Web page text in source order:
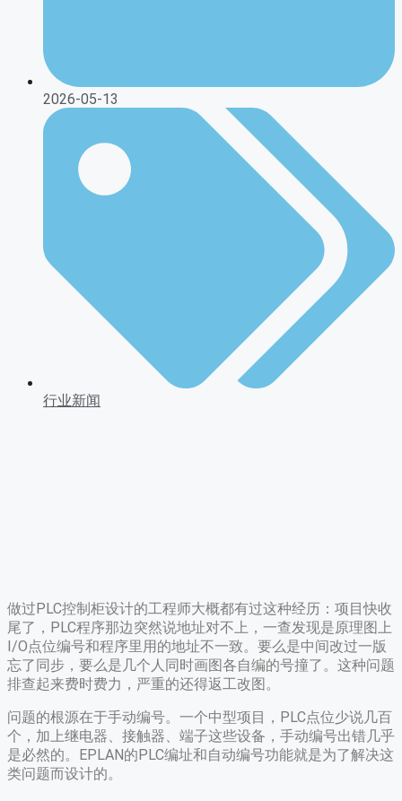
2026-05-13
行业新闻
做过PLC控制柜设计的工程师大概都有过这种经历：项目快收
尾了，PLC程序那边突然说地址对不上，一查发现是原理图上
I/O点位编号和程序里用的地址不一致。要么是中间改过一版
忘了同步，要么是几个人同时画图各自编的号撞了。这种问题
排查起来费时费力，严重的还得返工改图。
问题的根源在于手动编号。一个中型项目，PLC点位少说几百
个，加上继电器、接触器、端子这些设备，手动编号出错几乎
是必然的。EPLAN的PLC编址和自动编号功能就是为了解决这
类问题而设计的。